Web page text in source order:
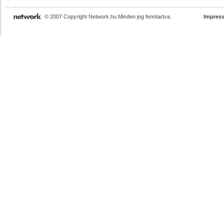
© 2007 Copyright Network.hu Minden jog fenntartva.